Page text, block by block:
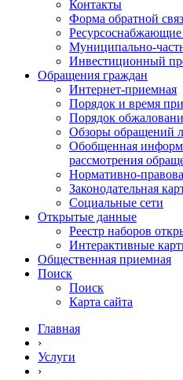
Контакты
Форма обратной
Ресурсоснабжающие
Муниципально-
Инвестиционный
Обращения граждан
Интернет-приемная
Порядок и время
Порядок
Обзоры обращений
Обобщенная
рассмотрения
Нормативно-
Законодательная
Социальные сети
Открытые данные
Реестр наборов
Интерактивные
Общественная приемная
Поиск
Поиск
Карта сайта
Главная
›
Услуги
›